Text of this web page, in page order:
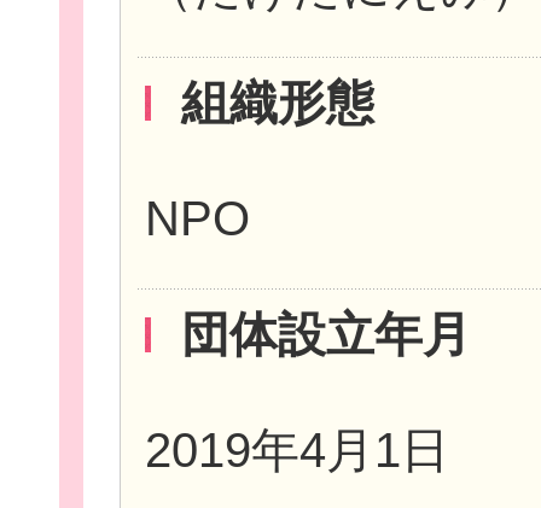
団体を探す
お役立ち情報
相談窓口一覧
組織形態
NPO
団体設立年月
2019年4月1日